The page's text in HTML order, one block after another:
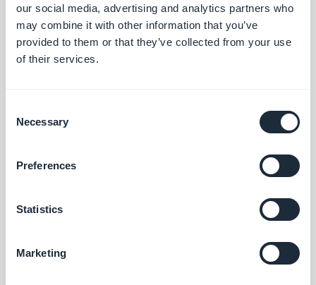
our social media, advertising and analytics partners who
may combine it with other information that you’ve
provided to them or that they’ve collected from your use
of their services.
Selection
Necessary
Preferences
Statistics
Marketing